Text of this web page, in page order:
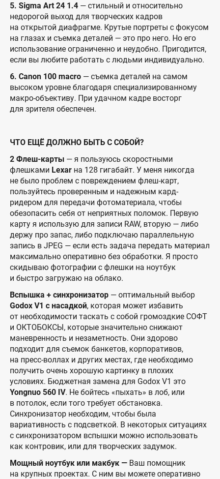
5. Sigma Art 24 1.4 — стильный и относительно
недорогой выход для творческих кадров
на открытой диафрагме. Крутые портреты с фокусом
на глазах и съемка деталей — это про него. Но его
использование ограниченно и неудобно. Пригодится,
если вы любите работать с людьми индивидуально.
6. Canon 100 macro — съемка деталей на самом
высоком уровне благодаря специализированному
макро-объективу. При удачном кадре восторг
для зрителя обеспечен.
ЧТО ЕЩЁ ДОЛЖНО БЫТЬ С СОБОЙ?
2 Флеш-карты — я пользуюсь скоростными
флешками Lexar на 128 гигабайт. У меня никогда
не было проблем с повреждением флеш-карт,
пользуйтесь проверенным и надежным кард-
ридером для передачи фотоматериала, чтобы
обезопасить себя от неприятных поломок. Первую
карту я использую для записи RAW, вторую — либо
держу про запас, либо подключаю параллельную
запись в JPEG — если есть задача передать материал
максимально оперативно без обработки. Я просто
скидываю фотографии с флешки на ноутбук
и быстро загружаю на облако.
Вспышка + синхронизатор — оптимальный выбор
Godox V1 с насадкой, которая может избавить
от необходимости таскать с собой громоздкие СОФТ
и ОКТОБОКСЫ, которые значительно снижают
маневренность и незаметность. Они здорово
подходит для съемок банкетов, корпоративов,
на пресс-воллах и других местах, где необходимо
получить очень хорошую картинку в плохих
условиях. Бюджетная замена для Godox V1 это
Yongnuo 560 IV. Не бойтесь «пыхать» в лоб, или
в потолок, если того требует обстановка.
Синхронизатор необходим, чтобы была
вариативность с подсветкой. В некоторых ситуациях
с синхронизатором вспышки можно использовать
как контровик, или для творческих задумок.
Мощный ноутбук или макбук — Ваш помощник
на крупных проектах. С ним вы можете оперативно